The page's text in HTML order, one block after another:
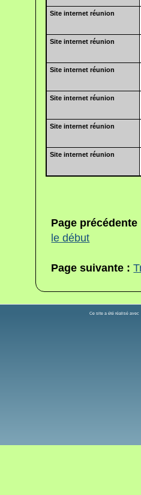
Site internet réunion
Site internet réunion
Site internet réunion
Site internet réunion
Site internet réunion
Site internet réunion
Page
le début
Page suivante :
Ce site a été réalisé avec